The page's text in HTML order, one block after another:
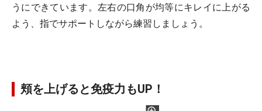
うにできています。左右の口角が均等にキレイに上がる
よう、指でサポートしながら練習しましょう。
頬を上げると免疫力もUP！